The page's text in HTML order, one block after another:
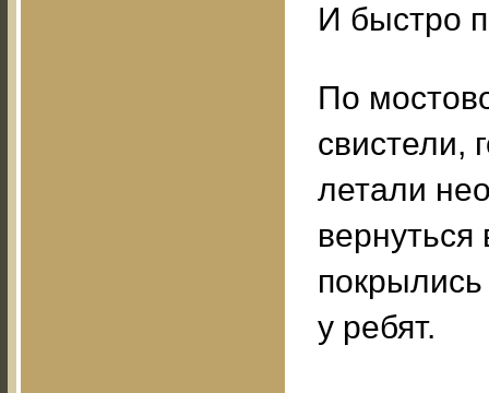
И быстро
По
свистели,
летали
вернуться
у ребят.